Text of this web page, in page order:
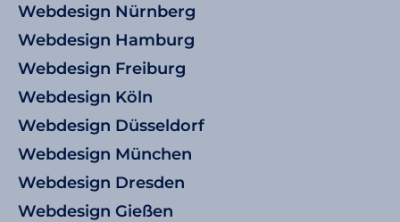
Webdesign Nürnberg
Webdesign Hamburg
Webdesign Freiburg
Webdesign Köln
Webdesign Düsseldorf
Webdesign München
Webdesign Dresden
Webdesign Gießen